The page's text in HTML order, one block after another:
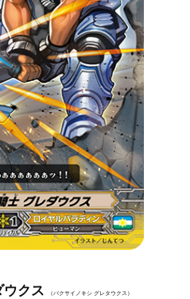
ウクス （バクサイノキシ グレタウクス）